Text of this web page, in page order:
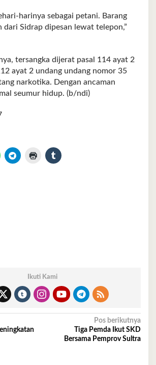
harinya sebagai petani. Barang
dari Sidrap dipesan lewat telepon,”
tersangka dijerat pasal 114 ayat 2
ayat 2 undang undang nomor 35
narkotika. Dengan ancaman
seumur hidup. (b/ndi)
Ikuti Kami
Pos berikutnya
Tiga Pemda Ikut SKD
Bersama Pemprov Sultra